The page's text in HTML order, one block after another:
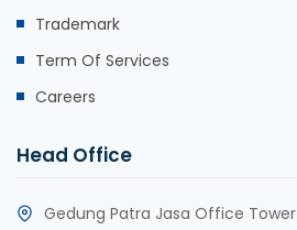
Trademark
Term Of Services
Careers
Head Office
Gedung Patra Jasa Office Tower